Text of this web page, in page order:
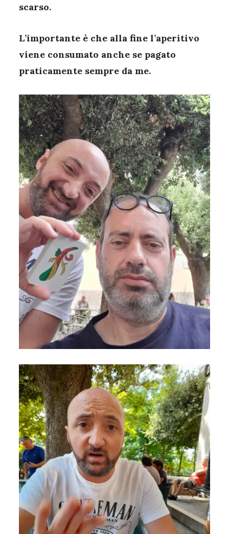
scarso.
L’importante è che alla fine l’aperitivo
viene consumato anche se pagato
praticamente sempre da me.